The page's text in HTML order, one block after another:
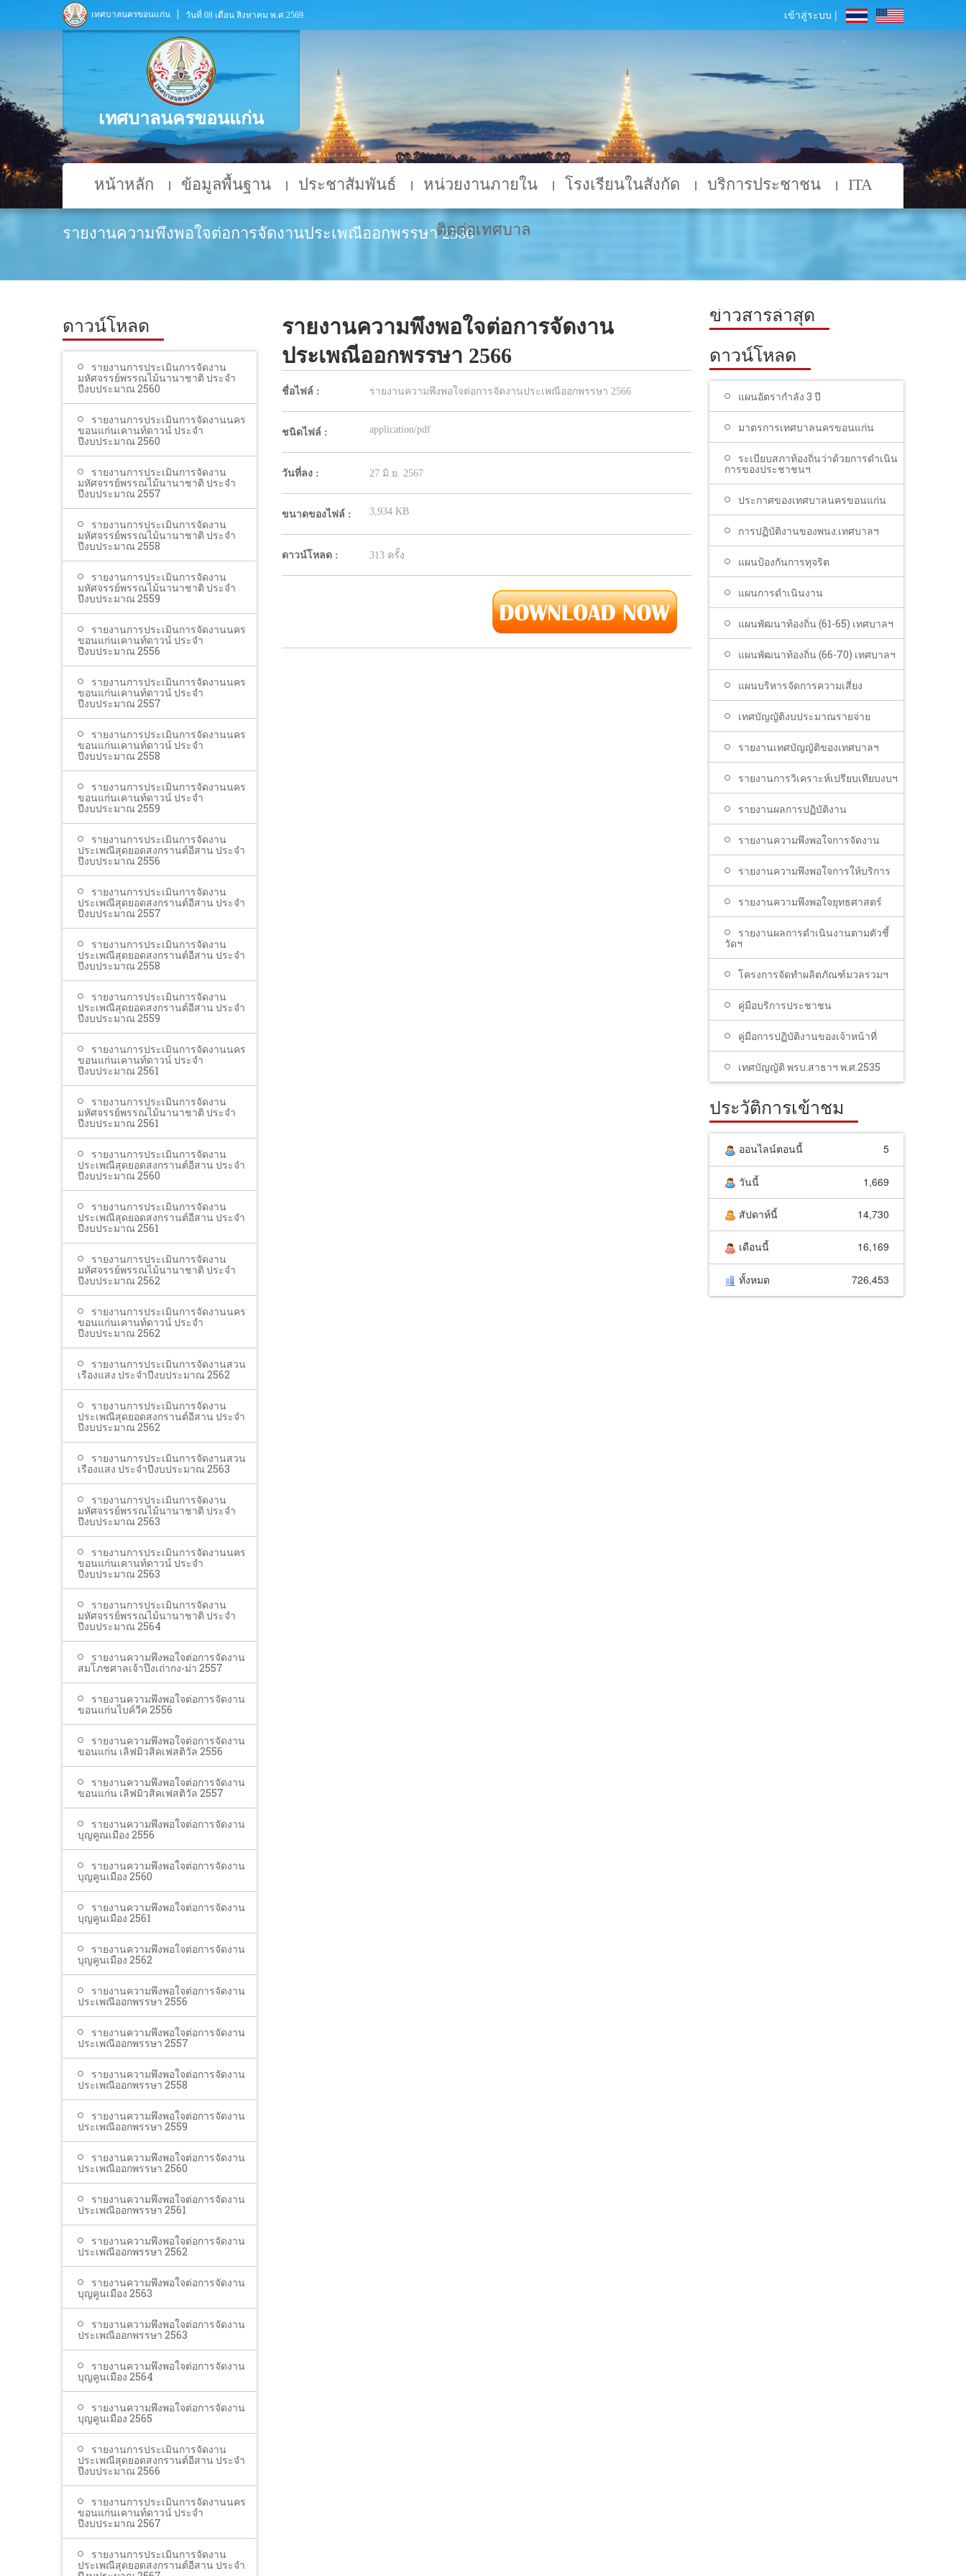
เทศบาลนครขอนแก่น วันที่ 08 เดือน สิงหาคม พ.ศ.2569 เข้าสู่ระบบ |
เทศบาลนครขอนแก่น
หน้าหลัก ข้อมูลพื้นฐาน ประชาสัมพันธ์ หน่วยงานภายใน โรงเรียนในสังกัด บริการประชาชน ITA
ติดต่อเทศบาล
รายงานความพึงพอใจต่อการจัดงานประเพณีออกพรรษา 2566
ดาวน์โหลด
รายงานการประเมินการจัดงาน
มหัศจรรย์พรรณไม้นานาชาติ ประจำ
ปีงบประมาณ 2560
รายงานการประเมินการจัดงานนคร
ขอนแก่นเคานท์ดาวน์ ประจำ
ปีงบประมาณ 2560
รายงานการประเมินการจัดงาน
มหัศจรรย์พรรณไม้นานาชาติ ประจำ
ปีงบประมาณ 2557
รายงานการประเมินการจัดงาน
มหัศจรรย์พรรณไม้นานาชาติ ประจำ
ปีงบประมาณ 2558
รายงานการประเมินการจัดงาน
มหัศจรรย์พรรณไม้นานาชาติ ประจำ
ปีงบประมาณ 2559
รายงานการประเมินการจัดงานนคร
ขอนแก่นเคานท์ดาวน์ ประจำ
ปีงบประมาณ 2556
รายงานการประเมินการจัดงานนคร
ขอนแก่นเคานท์ดาวน์ ประจำ
ปีงบประมาณ 2557
รายงานการประเมินการจัดงานนคร
ขอนแก่นเคานท์ดาวน์ ประจำ
ปีงบประมาณ 2558
รายงานการประเมินการจัดงานนคร
ขอนแก่นเคานท์ดาวน์ ประจำ
ปีงบประมาณ 2559
รายงานการประเมินการจัดงาน
ประเพณีสุดยอดสงกรานต์อีสาน ประจำ
ปีงบประมาณ 2556
รายงานการประเมินการจัดงาน
ประเพณีสุดยอดสงกรานต์อีสาน ประจำ
ปีงบประมาณ 2557
รายงานการประเมินการจัดงาน
ประเพณีสุดยอดสงกรานต์อีสาน ประจำ
ปีงบประมาณ 2558
รายงานการประเมินการจัดงาน
ประเพณีสุดยอดสงกรานต์อีสาน ประจำ
ปีงบประมาณ 2559
รายงานการประเมินการจัดงานนคร
ขอนแก่นเคานท์ดาวน์ ประจำ
ปีงบประมาณ 2561
รายงานการประเมินการจัดงาน
มหัศจรรย์พรรณไม้นานาชาติ ประจำ
ปีงบประมาณ 2561
รายงานการประเมินการจัดงาน
ประเพณีสุดยอดสงกรานต์อีสาน ประจำ
ปีงบประมาณ 2560
รายงานการประเมินการจัดงาน
ประเพณีสุดยอดสงกรานต์อีสาน ประจำ
ปีงบประมาณ 2561
รายงานการประเมินการจัดงาน
มหัศจรรย์พรรณไม้นานาชาติ ประจำ
ปีงบประมาณ 2562
รายงานการประเมินการจัดงานนคร
ขอนแก่นเคานท์ดาวน์ ประจำ
ปีงบประมาณ 2562
รายงานการประเมินการจัดงานสวน
เรืองแสง ประจำปีงบประมาณ 2562
รายงานการประเมินการจัดงาน
ประเพณีสุดยอดสงกรานต์อีสาน ประจำ
ปีงบประมาณ 2562
รายงานการประเมินการจัดงานสวน
เรืองแสง ประจำปีงบประมาณ 2563
รายงานการประเมินการจัดงาน
มหัศจรรย์พรรณไม้นานาชาติ ประจำ
ปีงบประมาณ 2563
รายงานการประเมินการจัดงานนคร
ขอนแก่นเคานท์ดาวน์ ประจำ
ปีงบประมาณ 2563
รายงานการประเมินการจัดงาน
มหัศจรรย์พรรณไม้นานาชาติ ประจำ
ปีงบประมาณ 2564
รายงานความพึงพอใจต่อการจัดงาน
สมโภชศาลเจ้าปึงเถ่ากง-ม่า 2557
รายงานความพึงพอใจต่อการจัดงาน
ขอนแก่นไบค์วีค 2556
รายงานความพึงพอใจต่อการจัดงาน
ขอนแก่น เลิฟมิวสิคเฟสติวัล 2556
รายงานความพึงพอใจต่อการจัดงาน
ขอนแก่น เลิฟมิวสิคเฟสติวัล 2557
รายงานความพึงพอใจต่อการจัดงาน
บุญคูณเมือง 2556
รายงานความพึงพอใจต่อการจัดงาน
บุญคูนเมือง 2560
รายงานความพึงพอใจต่อการจัดงาน
บุญคูนเมือง 2561
รายงานความพึงพอใจต่อการจัดงาน
บุญคูนเมือง 2562
รายงานความพึงพอใจต่อการจัดงาน
ประเพณีออกพรรษา 2556
รายงานความพึงพอใจต่อการจัดงาน
ประเพณีออกพรรษา 2557
รายงานความพึงพอใจต่อการจัดงาน
ประเพณีออกพรรษา 2558
รายงานความพึงพอใจต่อการจัดงาน
ประเพณีออกพรรษา 2559
รายงานความพึงพอใจต่อการจัดงาน
ประเพณีออกพรรษา 2560
รายงานความพึงพอใจต่อการจัดงาน
ประเพณีออกพรรษา 2561
รายงานความพึงพอใจต่อการจัดงาน
ประเพณีออกพรรษา 2562
รายงานความพึงพอใจต่อการจัดงาน
บุญคูนเมือง 2563
รายงานความพึงพอใจต่อการจัดงาน
ประเพณีออกพรรษา 2563
รายงานความพึงพอใจต่อการจัดงาน
บุญคูนเมือง 2564
รายงานความพึงพอใจต่อการจัดงาน
บุญคูนเมือง 2565
รายงานการประเมินการจัดงาน
ประเพณีสุดยอดสงกรานต์อีสาน ประจำ
ปีงบประมาณ 2566
รายงานการประเมินการจัดงานนคร
ขอนแก่นเคานท์ดาวน์ ประจำ
ปีงบประมาณ 2567
รายงานการประเมินการจัดงาน
ประเพณีสุดยอดสงกรานต์อีสาน ประจำ
รายงานความพึงพอใจต่อการจัดงาน
ประเพณีออกพรรษา 2566
ชื่อไฟล์ : รายงานความพึงพอใจต่อการจัดงานประเพณีออกพรรษา 2566
ชนิดไฟล์ : application/pdf
วันที่ลง : 27 มิ.ย. 2567
ขนาดของไฟล์ : 3,934 KB
ดาวน์โหลด : 313 ครั้ง
ข่าวสารล่าสุด
ดาวน์โหลด
แผนอัตรากำลัง 3 ปี
มาตรการเทศบาลนครขอนแก่น
ระเบียบสภาท้องถิ่นว่าด้วยการดำเนิน
การของประชาชนฯ
ประกาศของเทศบาลนครขอนแก่น
การปฏิบัติงานของพนง.เทศบาลฯ
แผนป้องกันการทุจริต
แผนการดำเนินงาน
แผนพัฒนาท้องถิ่น (61-65) เทศบาลฯ
แผนพัฒนาท้องถิ่น (66-70) เทศบาลฯ
แผนบริหารจัดการความเสี่ยง
เทศบัญญัติงบประมาณรายจ่าย
รายงานเทศบัญญัติของเทศบาลฯ
รายงานการวิเคราะห์เปรียบเทียบงบฯ
รายงานผลการปฏิบัติงาน
รายงานความพึงพอใจการจัดงาน
รายงานความพึงพอใจการให้บริการ
รายงานความพึงพอใจยุทธศาสตร์
รายงานผลการดำเนินงานตามตัวชี้
วัดฯ
โครงการจัดทำผลิตภัณฑ์มวลรวมฯ
คู่มือบริการประชาชน
คู่มือการปฏิบัติงานของเจ้าหน้าที่
เทศบัญญัติ พรบ.สาธาฯ พ.ศ.2535
ประวัติการเข้าชม
ออนไลน์ตอนนี้ 5
วันนี้ 1,669
สัปดาห์นี้ 14,730
เดือนนี้ 16,169
ทั้งหมด 726,453